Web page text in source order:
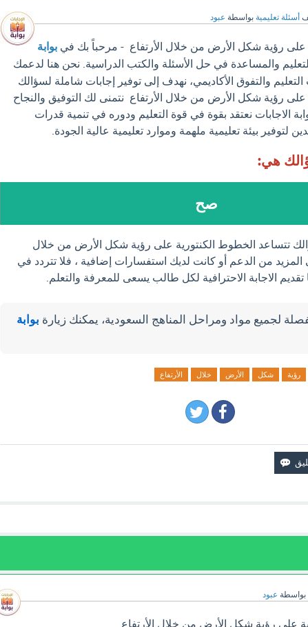
أسئلة تعليمية بواسطة عبود
على رؤية شكل الأرض من خلال الأرتفاع - مرحباً بك في بوابة
والمساعدة في حل الأسئلة والكتب الدراسية. نحن هنا لدعمك
والتفوق الأكاديمي، نهدف إلى توفير إجابات شاملة لسؤالك
رؤية شكل الأرض من خلال الأرتفاع نتمنى لك التوفيق والنجاح
الاجابات نعتقد بقوة في قوة التعليم ودوره في تنمية قدرات
لتوفير بيئة تعليمية ملهمة وموارد تعليمية عالية الجودة.
هي:
صح
تتساعد الخطوط الكنتورية على رؤية شكل الأرض من خلال
المزيد من الدعم أو كانت لديك استفسارات إضافية ، فلا تتردد في
الاجابة الاحترافية لكل طالب يسعى للمعرفة والتعلم.
لجميع مواد ومراحل المناهج السعودية، يمكنك زيارة بوابة
رؤية شكل الأرض خلال الأرتفاع
بواسطة عبود
على رؤية شكل الأرض من خلال الأرتفاع